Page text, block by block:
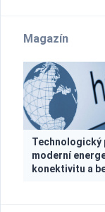
Magazín
Technologický
moderní
konektivitu a